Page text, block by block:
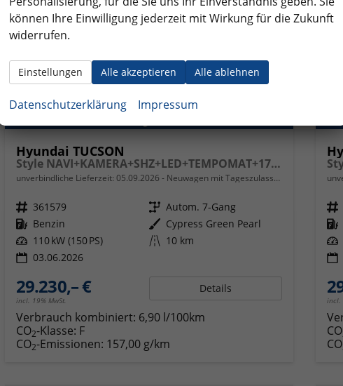
Hyundai TUCSON
Style NAVI+KAMERA+SHZ+LED+TEMPOMAT+17" ALU+PDC
unverbindliche Lieferzeit: 05.09.2026 Neuwagen mit Tageszulassung
Fahrzeugnr. 361579 Getriebe Autom. 7-Gang
Kraftstoff Benzin Außenfarbe Cypress Green Pearl
Leistung 110 kW (150 PS) Kilometerstand 10 km
03.06.2026
29.230,– €
incl. 19% MwSt.
Details
Verbrauch kombiniert: 6,90 l/100km
CO2-Klasse: F
CO2-Emissionen: 157,00 g/km
Fahrzeugnr.
Kraftstoff
Leistung
incl.
CO
CO
können Ihre Einwilligung jederzeit mit Wirkung für die Zukunft
widerrufen.
Alle akzeptieren Alle ablehnen
Einstellungen
Datenschutzerklärung Impressum